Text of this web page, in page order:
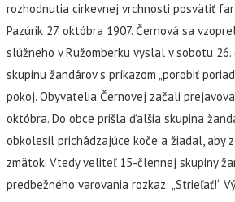
rozhodnutia cirkevnej vrchnosti posvätiť
Pazúrik 27. októbra 1907. Černová sa
slúžneho v Ružomberku vyslal v sobotu
skupinu žandárov s príkazom „porobiť
pokoj. Obyvatelia Černovej začali
októbra. Do obce prišla ďalšia skupina
obkolesil prichádzajúce koče a žiadal, aby
zmätok. Vtedy veliteľ 15-člennej skupiny
predbežného varovania rozkaz: „Strieľať!“